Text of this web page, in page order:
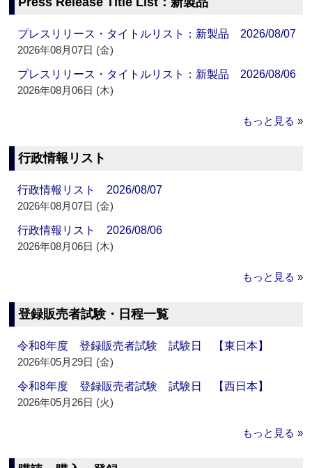
プレスリリース・タイトルリスト：新製品 2026/08/07
2026年08月07日 (金)
プレスリリース・タイトルリスト：新製品 2026/08/06
2026年08月06日 (木)
もっと見る »
行政情報リスト
行政情報リスト 2026/08/07
2026年08月07日 (金)
行政情報リスト 2026/08/06
2026年08月06日 (木)
もっと見る »
登録販売者試験・日程一覧
令和8年度 登録販売者試験 試験日 【東日本】
2026年05月29日 (金)
令和8年度 登録販売者試験 試験日 【西日本】
2026年05月26日 (火)
もっと見る »